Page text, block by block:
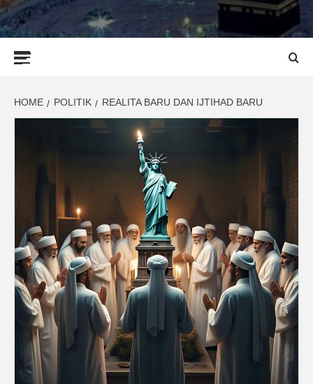
HOME POLITIK REALITA BARU DAN IJTIHAD BARU